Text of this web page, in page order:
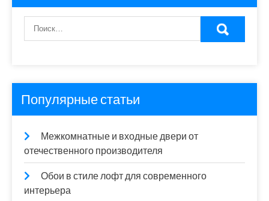
Популярные статьи
Межкомнатные и входные двери от
отечественного производителя
Обои в стиле лофт для современного
интерьера